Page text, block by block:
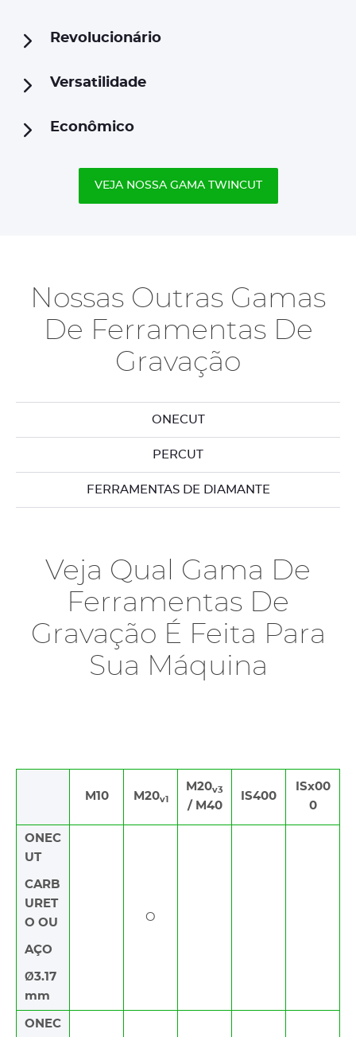
Revolucionário
Versatilidade
Econômico
VEJA NOSSA GAMA TWINCUT
Nossas Outras Gamas
De Ferramentas De
Gravação
ONECUT
PERCUT
FERRAMENTAS DE DIAMANTE
Veja Qual Gama De
Ferramentas De
Gravação É Feita Para
Sua Máquina
M10 M20v1
M20v3
/ M40
IS400
ISx00
0
ONEC
UT
CARB
URET
O OU
AÇO
Ø3.17
mm
O
ONEC